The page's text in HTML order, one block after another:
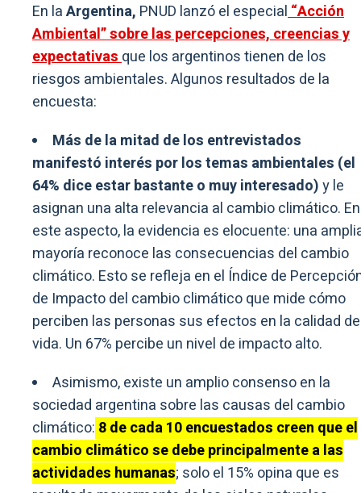
En laArgentina, PNUD lanzó el especial“Acción
Ambiental” sobre las percepciones, creencias y
expectativasque los argentinos tienen de los
riesgos ambientales. Algunos resultados de la
encuesta:
Más de la mitad de los entrevistados
manifestó interés por los temas ambientales (el
64% dice estar bastante o muy interesado)y le
asignan una alta relevancia al cambio climático. En
este aspecto, la evidencia es elocuente: una
mayoría reconoce las consecuencias del cambio
climático. Esto se refleja en el Índice de
de Impacto del cambio climático que mide cómo
perciben las personas sus efectos en la calidad de
vida. Un 67% percibe un nivel de impacto alto.
Asimismo, existe un amplio consenso en la
sociedad argentina sobre las causas del cambio
climático: 8 de cada 10 encuestados creen que el
cambio climático se debe principalmente a las
actividades humanas; solo el 15% opina que es